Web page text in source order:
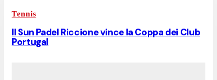
Tennis
Il Sun Padel Riccione vince la Coppa dei Club
Portugal